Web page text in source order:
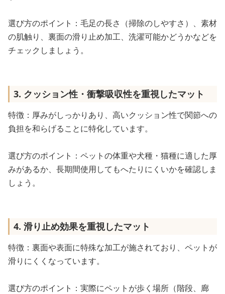
選び方のポイント：毛足の長さ（掃除のしやすさ）、素材
の肌触り、裏面の滑り止め加工、洗濯可能かどうかなどを
チェックしましょう。
3. クッション性・衝撃吸収性を重視したマット
特徴：厚みがしっかりあり、高いクッション性で関節への
負担を和らげることに特化しています。
選び方のポイント：ペットの体重や犬種・猫種に適した厚
みがあるか、長期間使用してもへたりにくいかを確認しま
しょう。
4. 滑り止め効果を重視したマット
特徴：裏面や表面に特殊な加工が施されており、ペットが
滑りにくくなっています。
選び方のポイント：実際にペットが歩く場所（階段、廊